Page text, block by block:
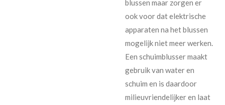
blussen maar zorgen er
ook voor dat elektrische
apparaten na het blussen
mogelijk niet meer werken.
Een schuimblusser maakt
gebruik van water en
schuim en is daardoor
milieuvriendelijker en laat